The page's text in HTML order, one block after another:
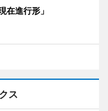
在進行形」
ス